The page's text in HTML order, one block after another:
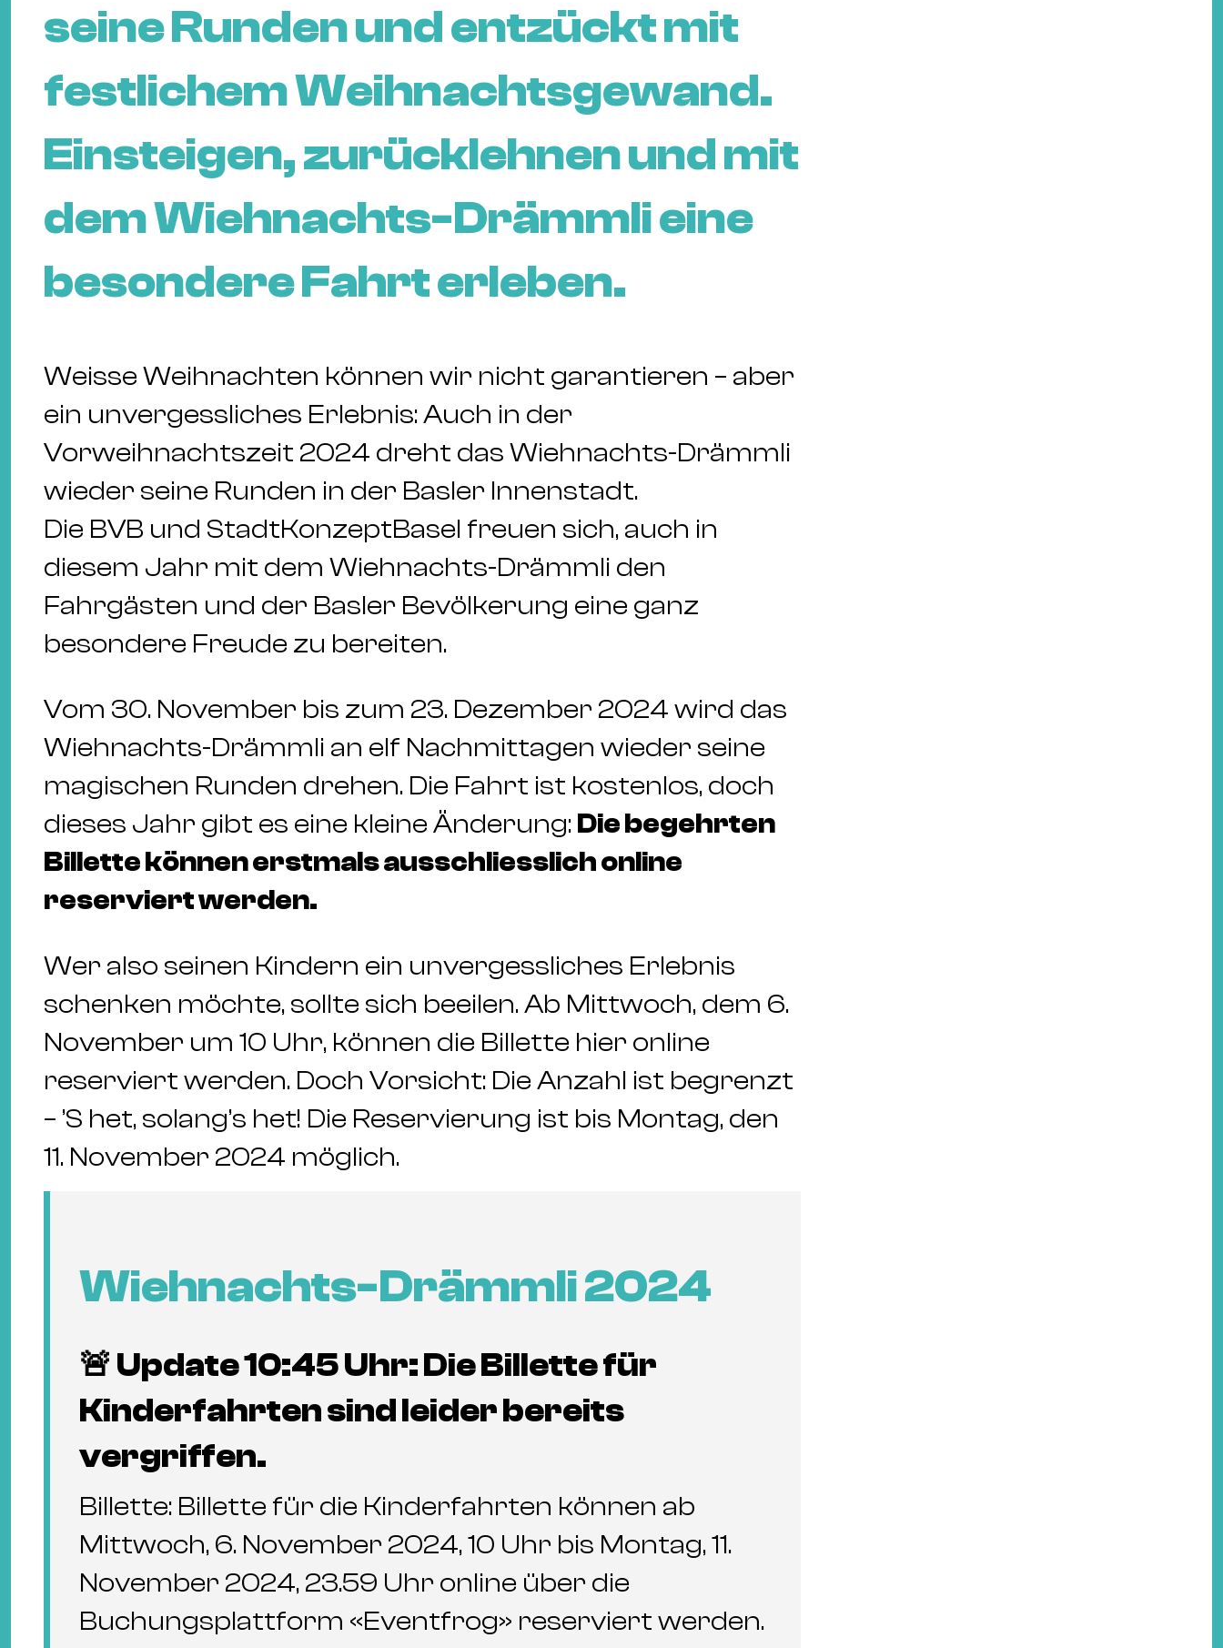
seine Runden und entzückt mit
festlichem Weihnachtsgewand.
Einsteigen, zurücklehnen und mit
dem Wiehnachts-Drämmli eine
besondere Fahrt erleben.
Weisse Weihnachten können wir nicht garantieren – aber
ein unvergessliches Erlebnis: Auch in der
Vorweihnachtszeit 2024 dreht das Wiehnachts-Drämmli
wieder seine Runden in der Basler Innenstadt.
Die BVB und StadtKonzeptBasel freuen sich, auch in
diesem Jahr mit dem Wiehnachts-Drämmli den
Fahrgästen und der Basler Bevölkerung eine ganz
besondere Freude zu bereiten.
Vom 30. November bis zum 23. Dezember 2024 wird das
Wiehnachts-Drämmli an elf Nachmittagen wieder seine
magischen Runden drehen. Die Fahrt ist kostenlos, doch
dieses Jahr gibt es eine kleine Änderung: Die begehrten
Billette können erstmals ausschliesslich online
reserviert werden.
Wer also seinen Kindern ein unvergessliches Erlebnis
schenken möchte, sollte sich beeilen. Ab Mittwoch, dem 6.
November um 10 Uhr, können die Billette hier online
reserviert werden. Doch Vorsicht: Die Anzahl ist begrenzt
– ’S het, solang’s het! Die Reservierung ist bis Montag, den
11. November 2024 möglich.
Wiehnachts-Drämmli 2024
🚨 Update 10:45 Uhr: Die Billette für
Kinderfahrten sind leider bereits
vergriffen.
Billette: Billette für die Kinderfahrten können ab
Mittwoch, 6. November 2024, 10 Uhr bis Montag, 11.
November 2024, 23.59 Uhr online über die
Buchungsplattform «Eventfrog» reserviert werden.